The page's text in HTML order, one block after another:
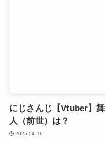
にじさんじ【Vtuber】
人（前世）は？
2025-04-16